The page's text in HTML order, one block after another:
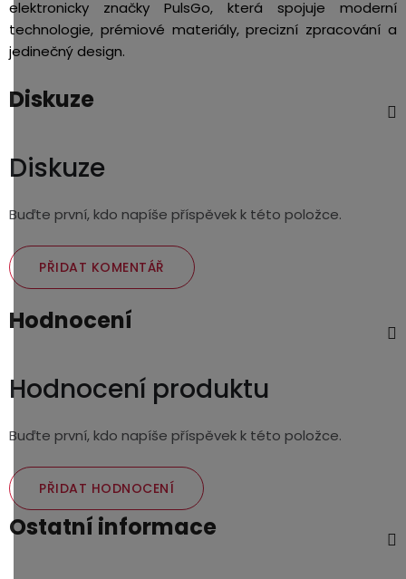
elektronicky značky PulsGo, která spojuje moderní
technologie, prémiové materiály, precizní zpracování a
jedinečný design.
Diskuze
Diskuze
Buďte první, kdo napíše příspěvek k této položce.
PŘIDAT KOMENTÁŘ
Hodnocení
Hodnocení produktu
Buďte první, kdo napíše příspěvek k této položce.
PŘIDAT HODNOCENÍ
Ostatní informace